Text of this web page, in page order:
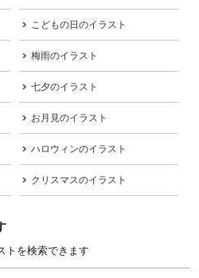
こどもの日のイラスト
梅雨のイラスト
七夕のイラスト
お月見のイラスト
ハロウィンのイラスト
クリスマスのイラスト
トを検索できます